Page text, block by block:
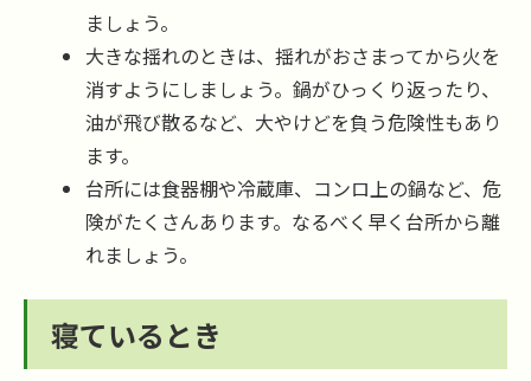
ましょう。
大きな揺れのときは、揺れがおさまってから火を
消すようにしましょう。鍋がひっくり返ったり、
油が飛び散るなど、大やけどを負う危険性もあり
ます。
台所には食器棚や冷蔵庫、コンロ上の鍋など、危
険がたくさんあります。なるべく早く台所から離
れましょう。
寝ているとき